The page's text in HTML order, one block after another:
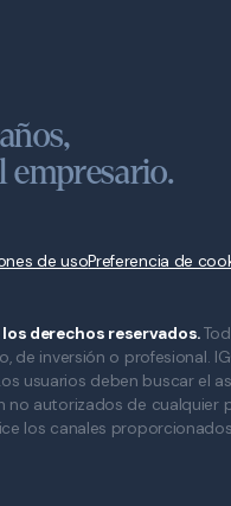
empresario.
de usoPreferencia de
derechos reservados.
de inversión o profesional.
usuarios deben buscar el
autorizados de cualquier
los canales